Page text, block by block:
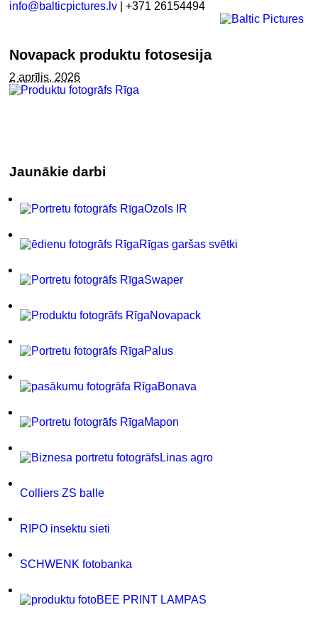
info@balticpictures.lv | +371 26154494
Novapack produktu fotosesija
2 aprīlis, 2026
Jaunākie darbi
Ozols IR
Rīgas garšas svētki
Swaper
Novapack
Palus
Bonava
Mapon
Linas agro
Colliers ZS balle
RIPO insektu sieti
SCHWENK fotobanka
BEE PRINT LAMPAS